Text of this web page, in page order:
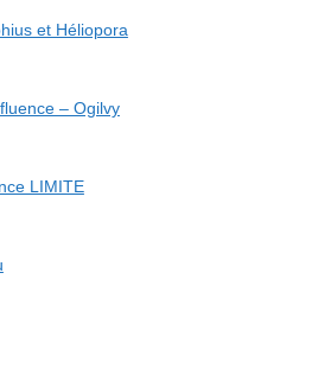
et Héliopora
– Ogilvy
LIMITE